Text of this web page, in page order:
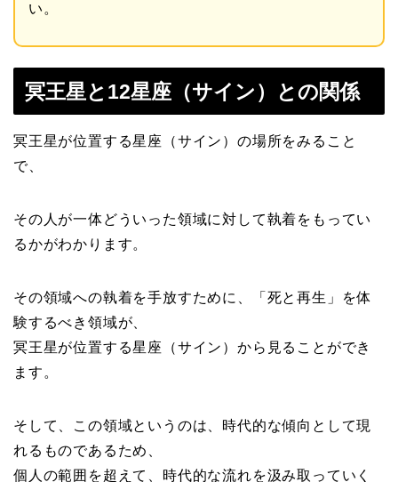
い。
冥王星と12星座（サイン）との関係
冥王星が位置する星座（サイン）の場所をみること
で、
その人が一体どういった領域に対して執着をもってい
るかがわかります。
その領域への執着を手放すために、「死と再生」を体
験するべき領域が、
冥王星が位置する星座（サイン）から見ることができ
ます。
そして、この領域というのは、時代的な傾向として現
れるものであるため、
個人の範囲を超えて、時代的な流れを汲み取っていく